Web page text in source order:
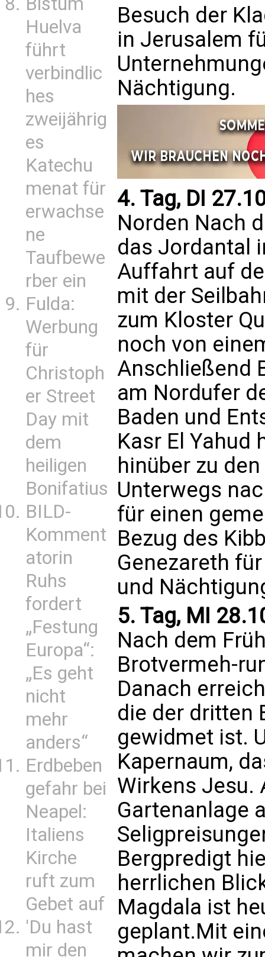
Huelva
führt
verbindlic
hes
zweijährig
es
Katechu
menat für
erwachse
ne
Taufbewe
rber ein
Fulda:
Werbung
für
Christoph
er Street
Day mit
dem
heiligen
Bonifatius
BILD-
Komment
atorin
Ruhs
fordert
„Festung
Europa“:
„Es geht
nicht
mehr
anders“
Erdbeben
gefahr bei
Neapel:
Italiens
Kirche
ruft zum
Gebet auf
'Du hast
mir den
Besuch der
in Jerusalem
Nächtigung.
4. Tag, DI
Norden Nach
das Jordantal
Auffahrt auf
mit der
zum Kloster
noch von
Anschließend
am Nordufer
Baden und
Kasr El Yahud
hinüber zu
Unterwegs
für einen
Bezug des
Genezareth
und
5. Tag, MI
Nach dem
Brotvermeh-
Danach
die der dritten
gewidmet ist.
Kapernaum,
Wirkens Jesu.
Gartenanlage
Bergpredigt
herrlichen
Magdala ist
geplant.Mit